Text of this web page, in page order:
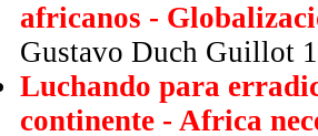
africanos -
Gustavo Duch Guillot
Luchando para
continente - Africa